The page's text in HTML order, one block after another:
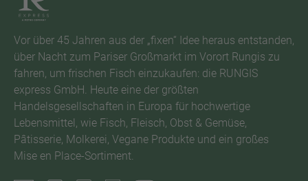
Vor über 45 Jahren aus der „fixen“ Idee heraus entstanden,
über Nacht zum Pariser Großmarkt im Vorort Rungis zu
fahren, um frischen Fisch einzukaufen: die RUNGIS
express GmbH. Heute eine der größten
Handelsgesellschaften in Europa für hochwertige
Lebensmittel, wie Fisch, Fleisch, Obst & Gemüse,
Pâtisserie, Molkerei, Vegane Produkte und ein großes
Mise en Place-Sortiment.